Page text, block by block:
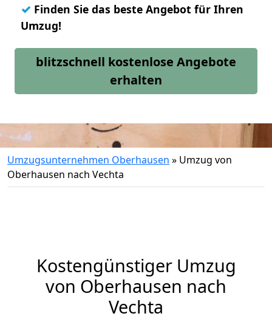
✓ Finden Sie das beste Angebot für Ihren
Umzug!
blitzschnell kostenlose Angebote
erhalten
Umzugsunternehmen Oberhausen » Umzug von
Oberhausen nach Vechta
Kostengünstiger Umzug
von Oberhausen nach
Vechta